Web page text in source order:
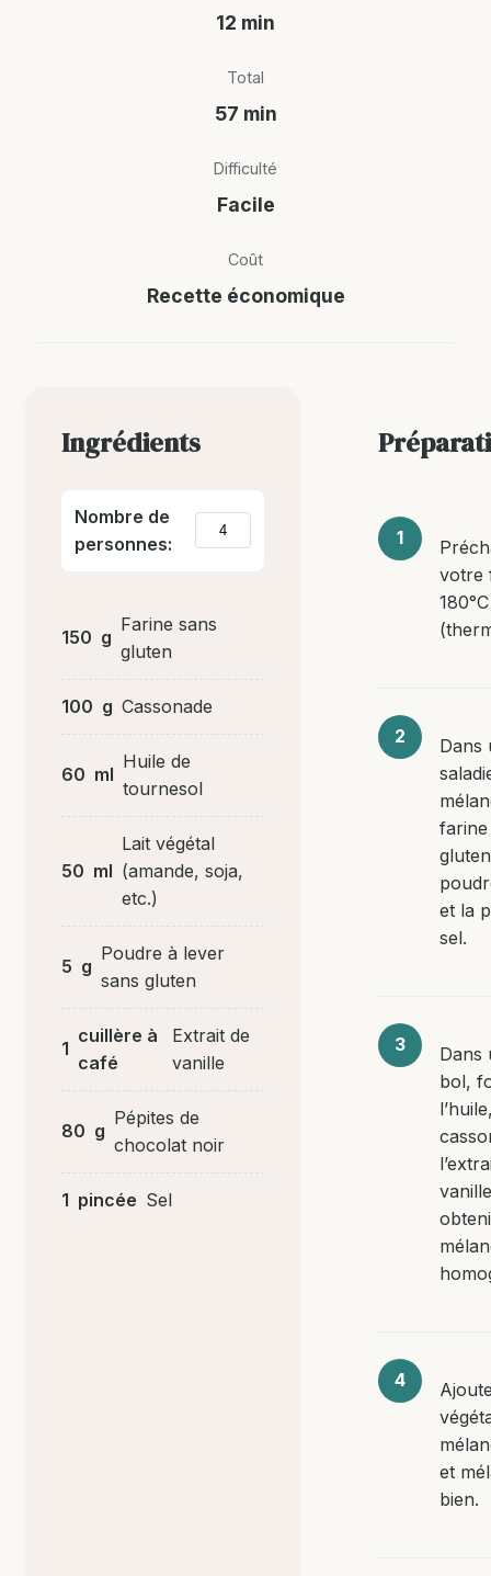
12 min
Total
57 min
Difficulté
Facile
Coût
Recette économique
Ingrédients
Nombre de
personnes:
150 g
Farine sans
gluten
100 g Cassonade
60 ml
Huile de
tournesol
50 ml
Lait végétal
(amande, soja,
etc.)
5 g
Poudre à lever
sans gluten
1
cuillère à
café
Extrait de
vanille
80 g
Pépites de
chocolat noir
1 pincée Sel
votre
180°C
Dans
farine
et la
sel.
Dans
bol,
et
bien.